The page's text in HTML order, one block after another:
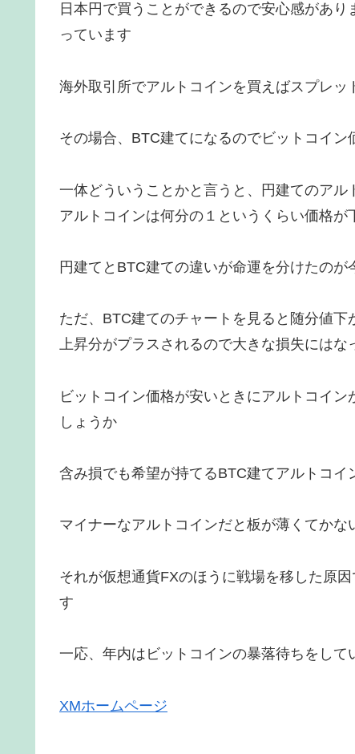
日本円で買うことができるので安心感があ
っています
海外取引所でアルトコインを買えばスプレ
その場合、BTC建てになるのでビットコイ
一体どういうことかと言うと、円建てのア
アルトコインは何分の１というくらい価格が
円建てとBTC建ての違いが命運を分けたの
ただ、BTC建てのチャートを見ると随分値
上昇分がプラスされるので大きな損失にはな
ビットコイン価格が安いときにアルトコイ
しょうか
含み損でも希望が持てるBTC建てアルトコ
マイナーなアルトコインだと板が薄くてかな
それが仮想通貨FXのほうに戦場を移した原
す
一応、年内はビットコインの暴落待ちをし
XMホームページ